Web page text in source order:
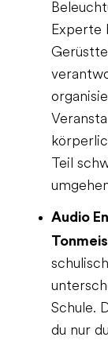
Experte
Teil
Audio
Schule.
du nur